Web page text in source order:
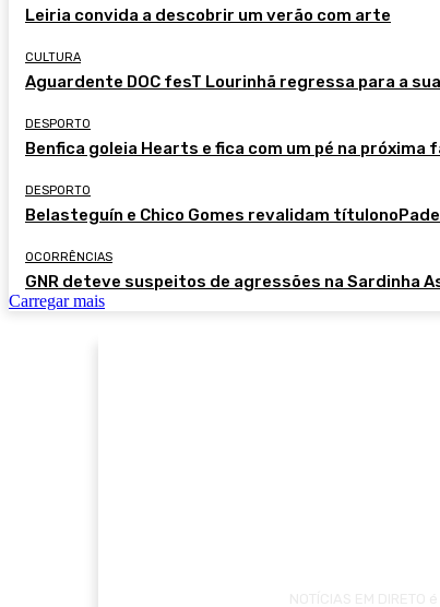
Leiria convida a descobrir um verão com arte
CULTURA
Aguardente DOC fesT Lourinhã regressa para a
DESPORTO
Benfica goleia Hearts e fica com um pé na próxima
DESPORTO
Belasteguín e Chico Gomes revalidam
OCORRÊNCIAS
GNR deteve suspeitos de agressões na Sardinha
Carregar mais